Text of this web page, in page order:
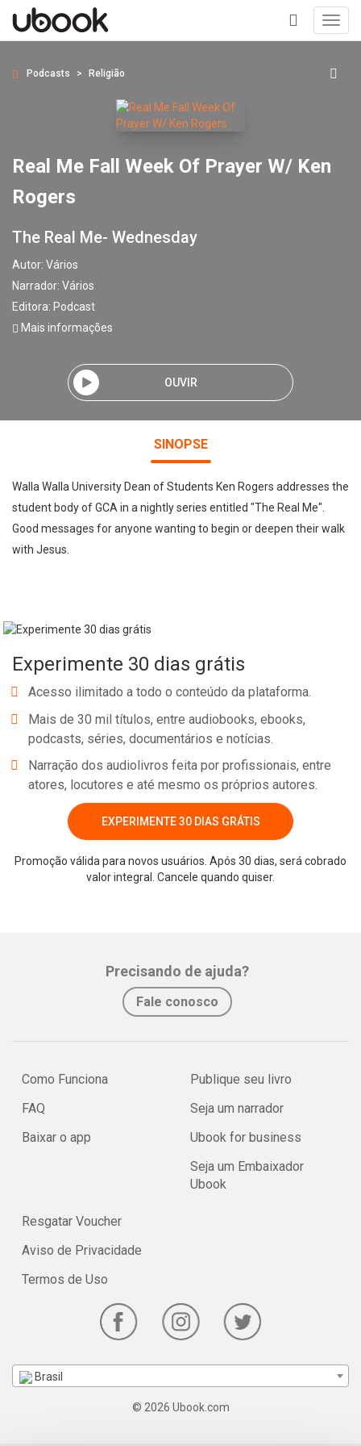
+
Podcasts Religião
Real Me Fall Week Of Prayer W/ Ken
Rogers
The Real Me- Wednesday
Autor: Vários
Narrador: Vários
Editora: Podcast
Mais informações
OUVIR
SINOPSE
Walla Walla University Dean of Students Ken Rogers addresses the
student body of GCA in a nightly series entitled "The Real Me".
Good messages for anyone wanting to begin or deepen their walk
with Jesus.
Experimente 30 dias grátis
Acesso ilimitado a todo o conteúdo da plataforma.
Mais de 30 mil títulos, entre audiobooks, ebooks,
podcasts, séries, documentários e notícias.
Narração dos audiolivros feita por profissionais, entre
atores, locutores e até mesmo os próprios autores.
EXPERIMENTE 30 DIAS GRÁTIS
Promoção válida para novos usuários. Após 30 dias, será cobrado
valor integral. Cancele quando quiser.
Precisando de ajuda?
Fale conosco
Como Funciona
FAQ
Baixar o app
Publique seu livro
Seja um narrador
Ubook for business
Seja um Embaixador
Ubook
Resgatar Voucher
Aviso de Privacidade
Termos de Uso
Brasil
© 2026 Ubook.com